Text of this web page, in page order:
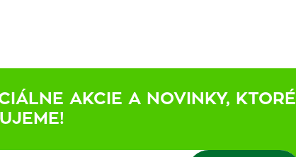
AKCIE A NOVINKY, KTORÉ